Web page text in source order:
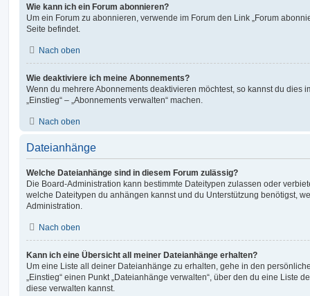
Wie kann ich ein Forum abonnieren?
Um ein Forum zu abonnieren, verwende im Forum den Link „Forum
Seite befindet.
Nach oben
Wie deaktiviere ich meine Abonnements?
Wenn du mehrere Abonnements deaktivieren möchtest, so kannst du dies
„Einstieg“ – „Abonnements verwalten“ machen.
Nach oben
Dateianhänge
Welche Dateianhänge sind in diesem Forum zulässig?
Die Board-Administration kann bestimmte Dateitypen zulassen oder
welche Dateitypen du anhängen kannst und du Unterstützung benötigst,
Administration.
Nach oben
Kann ich eine Übersicht all meiner Dateianhänge erhalten?
Um eine Liste all deiner Dateianhänge zu erhalten, gehe in den
„Einstieg“ einen Punkt „Dateianhänge verwalten“, über den du eine Liste
diese verwalten kannst.